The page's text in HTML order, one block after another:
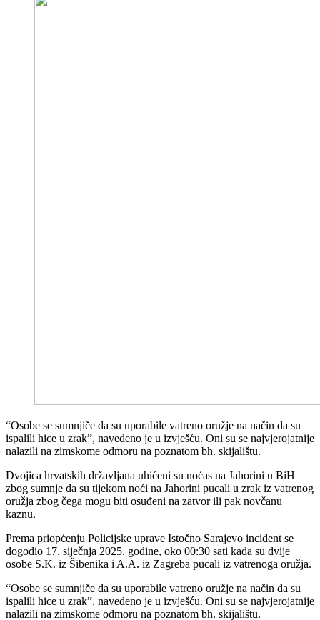
“Osobe se sumnjiče da su uporabile vatreno oružje na način da su
ispalili hice u zrak”, navedeno je u izvješću. Oni su se najvjerojatnije
nalazili na zimskome odmoru na poznatom bh. skijalištu.
Dvojica hrvatskih državljana uhićeni su noćas na Jahorini u BiH
zbog sumnje da su tijekom noći na Jahorini pucali u zrak iz vatrenog
oružja zbog čega mogu biti osuđeni na zatvor ili pak novčanu
kaznu.
Prema priopćenju Policijske uprave Istočno Sarajevo incident se
dogodio 17. siječnja 2025. godine, oko 00:30 sati kada su dvije
osobe S.K. iz Šibenika i A.A. iz Zagreba pucali iz vatrenoga oružja.
“Osobe se sumnjiče da su uporabile vatreno oružje na način da su
ispalili hice u zrak”, navedeno je u izvješću. Oni su se najvjerojatnije
nalazili na zimskome odmoru na poznatom bh. skijalištu.